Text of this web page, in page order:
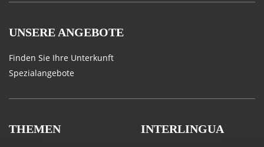
UNSERE ANGEBOTE
Finden Sie Ihre Unterkunft
Spezialangebote
THEMEN INTERLINGUA